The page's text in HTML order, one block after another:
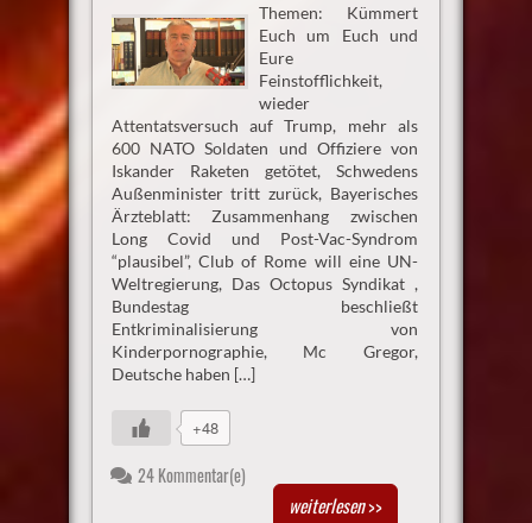
Themen: Kümmert
Euch um Euch und
Eure
Feinstofflichkeit,
wieder
Attentatsversuch auf Trump, mehr als
600 NATO Soldaten und Offiziere von
Iskander Raketen getötet, Schwedens
Außenminister tritt zurück, Bayerisches
Ärzteblatt: Zusammenhang zwischen
Long Covid und Post-Vac-Syndrom
“plausibel”, Club of Rome will eine UN-
Weltregierung, Das Octopus Syndikat ,
Bundestag beschließt
Entkriminalisierung von
Kinderpornographie, Mc Gregor,
Deutsche haben […]
+48
24 Kommentar(e)
weiterlesen>>